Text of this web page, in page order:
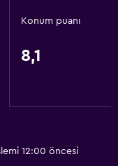
Konum puanı
8,1
12:00 öncesi